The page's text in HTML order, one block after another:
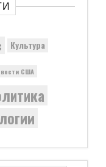
Культура
США